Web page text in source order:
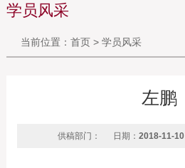
学员风采
当前位置： 首页> 学员风采
左鹏
供稿部门： 日期： 2018-11-10